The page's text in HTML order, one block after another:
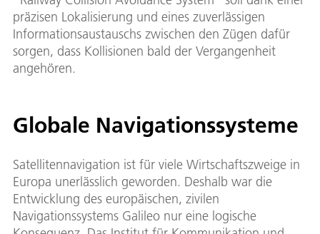
präzisen Lokalisierung und eines zuverlässigen
Informationsaustauschs zwischen den Zügen dafür
sorgen, dass Kollisionen bald der Vergangenheit
angehören.
Globale Navigationssysteme
Satellitennavigation ist für viele Wirtschaftszweige in
Europa unerlässlich geworden. Deshalb war die
Entwicklung des europäischen, zivilen
Navigationssystems Galileo nur eine logische